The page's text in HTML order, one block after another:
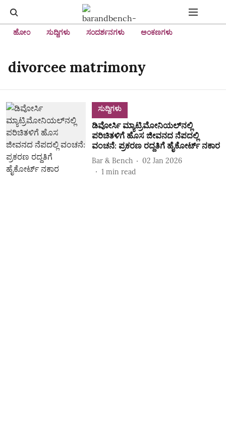
ಹೋಂ ಸುದ್ದಿಗಳು ಸಂದರ್ಶನಗಳು ಅಂಕಣಗಳು
divorcee matrimony
ಸುದ್ದಿಗಳು
ಡಿವೋರ್ಸಿ ಮ್ಯಾಟ್ರಿಮೋನಿಯಲ್‌ನಲ್ಲಿ
ಪರಿಚಿತಳಿಗೆ ಹೊಸ ಜೀವನದ ನೆಪದಲ್ಲಿ
ವಂಚನೆ: ಪ್ರಕರಣ ರದ್ದತಿಗೆ ಹೈಕೋರ್ಟ್‌ ನಕಾರ
Bar & Bench
02 Jan 2026
1 min read